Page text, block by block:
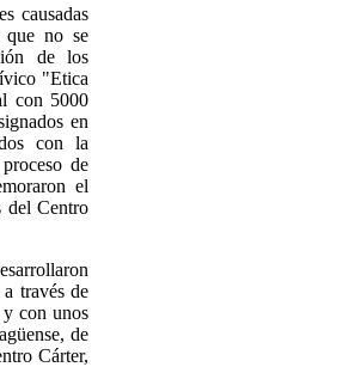
causadas
que no se
de los
"Etica
con 5000
en
con la
de
el
del Centro
través de
y con unos
de
Cárter,